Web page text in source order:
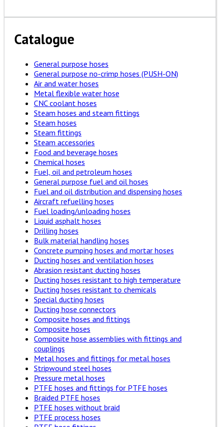
Catalogue
General purpose hoses
General purpose no-crimp hoses (PUSH-ON)
Air and water hoses
Metal flexible water hose
CNC coolant hoses
Steam hoses and steam fittings
Steam hoses
Steam fittings
Steam accessories
Food and beverage hoses
Chemical hoses
Fuel, oil and petroleum hoses
General purpose fuel and oil hoses
Fuel and oil distribution and dispensing hoses
Aircraft refuelling hoses
Fuel loading/unloading hoses
Liquid asphalt hoses
Drilling hoses
Bulk material handling hoses
Concrete pumping hoses and mortar hoses
Ducting hoses and ventilation hoses
Abrasion resistant ducting hoses
Ducting hoses resistant to high temperature
Ducting hoses resistant to chemicals
Special ducting hoses
Ducting hose connectors
Composite hoses and fittings
Composite hoses
Composite hose assemblies with fittings and
couplings
Metal hoses and fittings for metal hoses
Stripwound steel hoses
Pressure metal hoses
PTFE hoses and fittings for PTFE hoses
Braided PTFE hoses
PTFE hoses without braid
PTFE process hoses